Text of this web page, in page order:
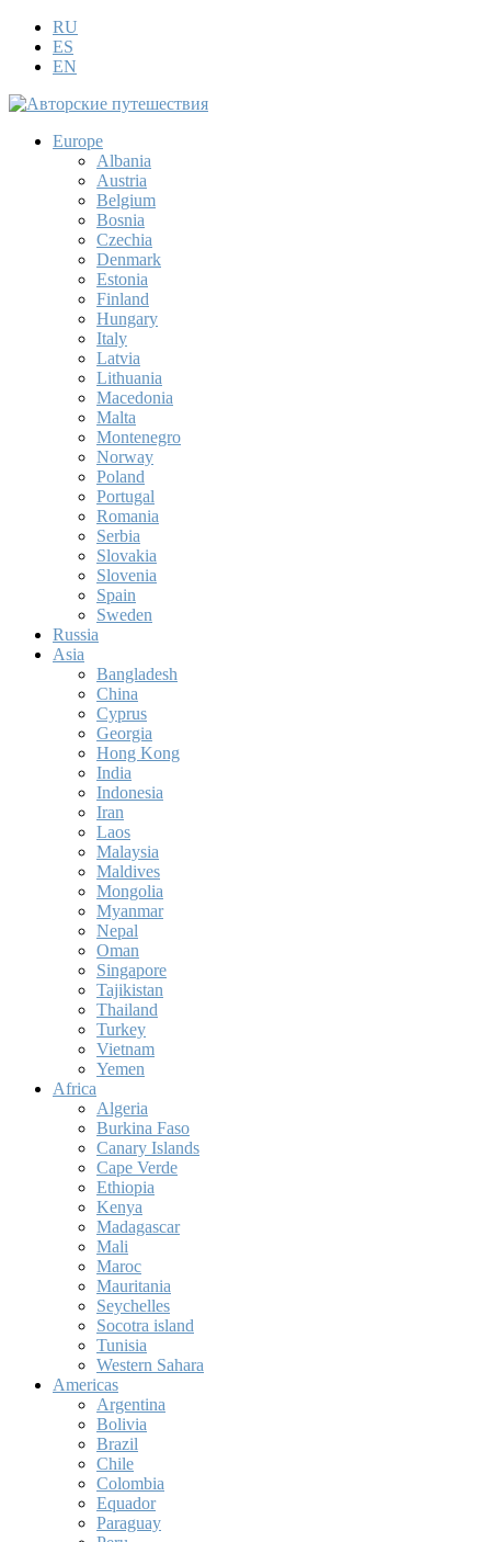
RU
ES
EN
Europe
Albania
Austria
Belgium
Bosnia
Czechia
Denmark
Estonia
Finland
Hungary
Italy
Latvia
Lithuania
Macedonia
Malta
Montenegro
Norway
Poland
Portugal
Romania
Serbia
Slovakia
Slovenia
Spain
Sweden
Russia
Asia
Bangladesh
China
Cyprus
Georgia
Hong Kong
India
Indonesia
Iran
Laos
Malaysia
Maldives
Mongolia
Myanmar
Nepal
Oman
Singapore
Tajikistan
Thailand
Turkey
Vietnam
Yemen
Africa
Algeria
Burkina Faso
Canary Islands
Cape Verde
Ethiopia
Kenya
Madagascar
Mali
Maroc
Mauritania
Seychelles
Socotra island
Tunisia
Western Sahara
Americas
Argentina
Bolivia
Brazil
Chile
Colombia
Equador
Paraguay